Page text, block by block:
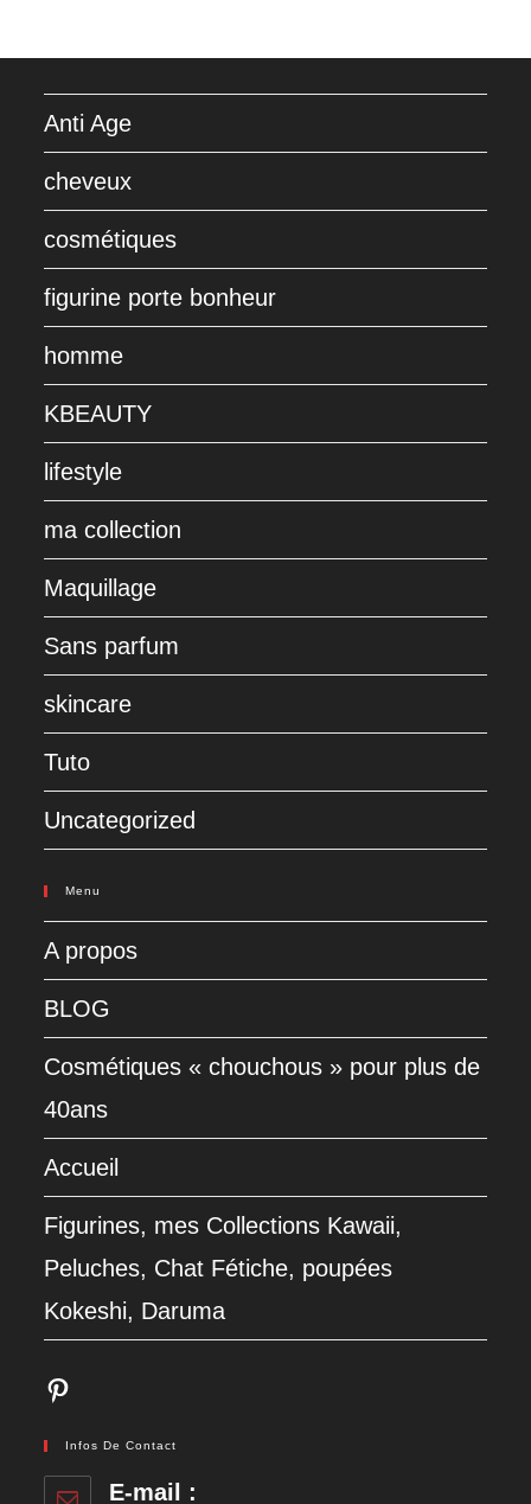
Anti Age
cheveux
cosmétiques
figurine porte bonheur
homme
KBEAUTY
lifestyle
ma collection
Maquillage
Sans parfum
skincare
Tuto
Uncategorized
Menu
A propos
BLOG
Cosmétiques « chouchous » pour plus de
40ans
Accueil
Figurines, mes Collections Kawaii,
Peluches, Chat Fétiche, poupées
Kokeshi, Daruma
Pinterest
Infos De Contact
E-mail :